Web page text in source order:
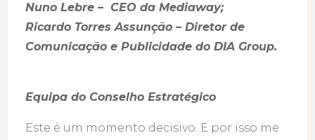
Nuno Lebre – CEO da Mediaway;
Ricardo Torres Assunção – Diretor de
Comunicação e Publicidade do DIA Group.
Equipa do Conselho Estratégico
Este é um momento decisivo. E por isso me